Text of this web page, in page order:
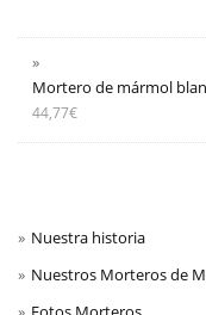
Mortero de mármol
44,77€
Nuestra historia
Nuestros Morteros de